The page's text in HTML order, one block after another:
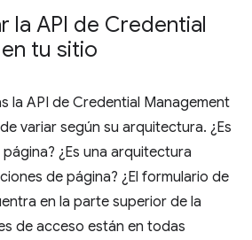
la API de Credential
tu sitio
la API de Credential Management
variar según su arquitectura. ¿Es
¿Es una arquitectura
de página? ¿El formulario de
en la parte superior de la
de acceso están en todas